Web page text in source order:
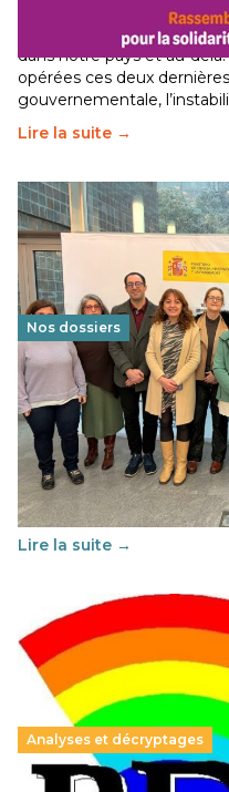
Le secteur humanitaire
dans notre pays et au-
opérées ces deux
gouvernementale,
Lire la suite →
Nos dossiers
Éducation au vivre-
franco-espagnol pour
29 juin 2026-National
Cette année, l'UNSA
soutenu par l'union
au vivre-ensemble :
Lire la suite →
Analyses et décryptages